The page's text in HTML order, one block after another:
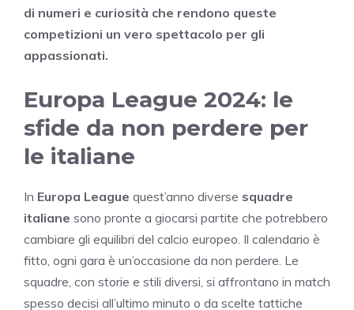
di numeri e curiosità che rendono queste
competizioni un vero spettacolo per gli
appassionati.
Europa League 2024: le
sfide da non perdere per
le italiane
In Europa League quest’anno diverse squadre
italiane sono pronte a giocarsi partite che potrebbero
cambiare gli equilibri del calcio europeo. Il calendario è
fitto, ogni gara è un’occasione da non perdere. Le
squadre, con storie e stili diversi, si affrontano in match
spesso decisi all’ultimo minuto o da scelte tattiche